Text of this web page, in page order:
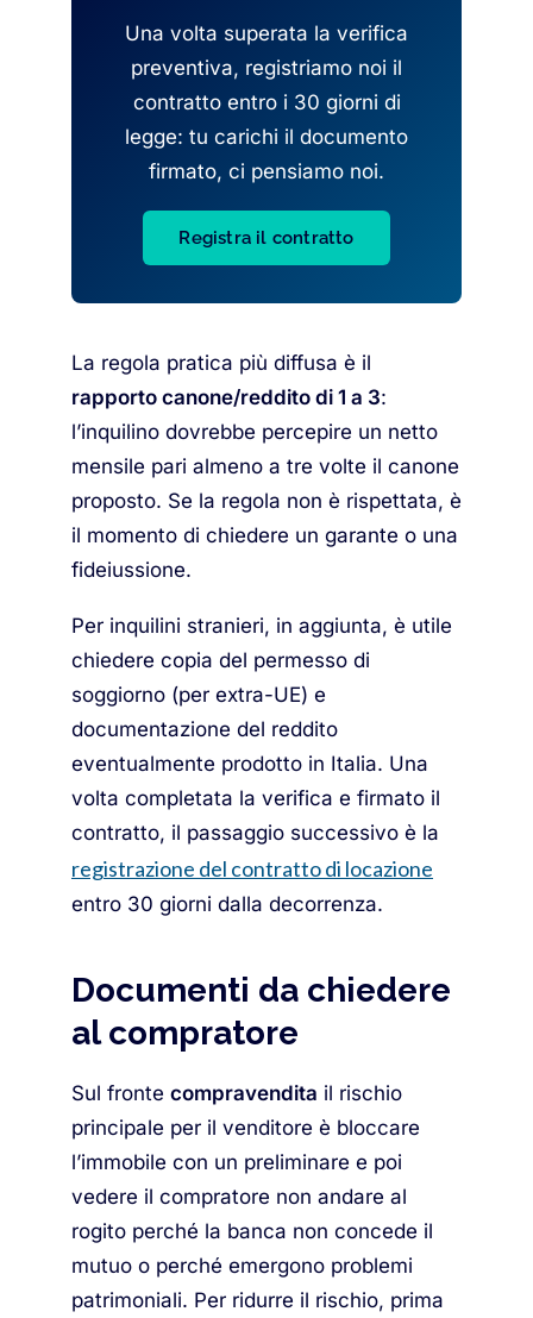
Una volta superata la verifica
preventiva, registriamo noi il
contratto entro i 30 giorni di
legge: tu carichi il documento
firmato, ci pensiamo noi.
Registra il contratto
La regola pratica più diffusa è il
rapporto canone/reddito di 1 a 3:
l’inquilino dovrebbe percepire un netto
mensile pari almeno a tre volte il canone
proposto. Se la regola non è rispettata, è
il momento di chiedere un garante o una
fideiussione.
Per inquilini stranieri, in aggiunta, è utile
chiedere copia del permesso di
soggiorno (per extra-UE) e
documentazione del reddito
eventualmente prodotto in Italia. Una
volta completata la verifica e firmato il
contratto, il passaggio successivo è la
registrazione del contratto di locazione
entro 30 giorni dalla decorrenza.
Documenti da chiedere
al compratore
Sul fronte compravendita il rischio
principale per il venditore è bloccare
l’immobile con un preliminare e poi
vedere il compratore non andare al
rogito perché la banca non concede il
mutuo o perché emergono problemi
patrimoniali. Per ridurre il rischio, prima